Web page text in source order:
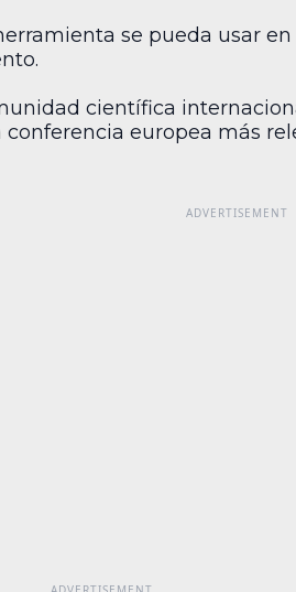
se pueda usar
científica
conferencia europea más